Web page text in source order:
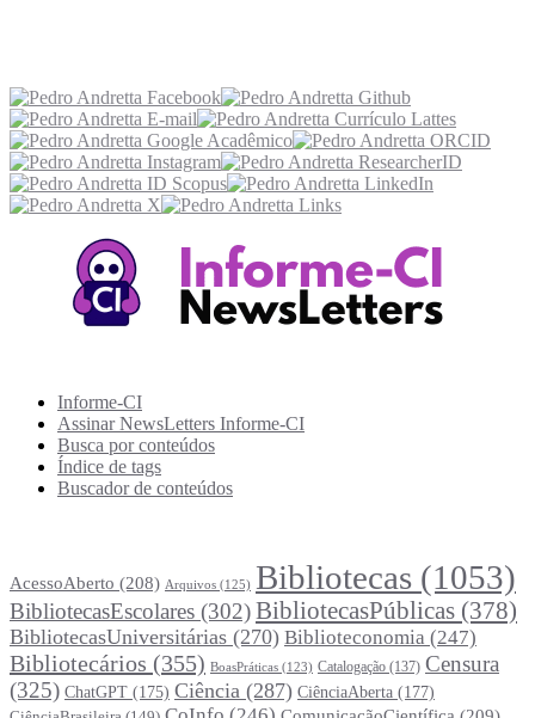
Informe-CI
Assinar NewsLetters Informe-CI
Busca por conteúdos
Índice de tags
Buscador de conteúdos
AcessoAberto (208) Arquivos (125) Bibliotecas (1053)
BibliotecasEscolares (302)BibliotecasPúblicas (378)
BibliotecasUniversitárias (270) Biblioteconomia (247)
Bibliotecários (355) BoasPráticas (123) Catalogação (137) Censura
(325) ChatGPT (175) Ciência (287) CiênciaAberta (177)